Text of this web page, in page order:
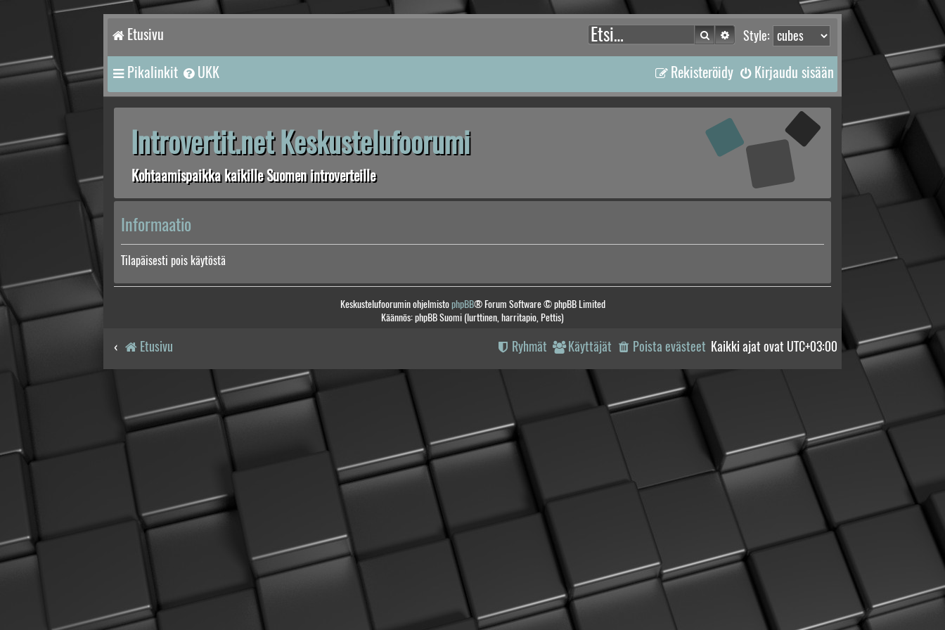
Etusivu Style:
Etsi Tarkennettu haku
Pikalinkit UKK Kirjaudu sisään
Rekisteröidy
Introvertit.net Keskustelufoorumi
Kohtaamispaikka kaikille Suomen introverteille
Informaatio
Tilapäisesti pois käytöstä
Keskustelufoorumin ohjelmistophpBB® Forum Software © phpBB Limited
Käännös: phpBB Suomi (lurttinen, harritapio, Pettis)
Etusivu Kaikki ajat ovat UTC+03:00
Poista evästeet
Käyttäjät
Ryhmät